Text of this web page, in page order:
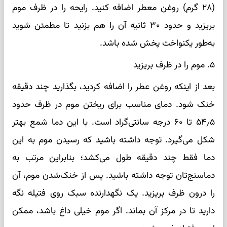
(۲۸ گرم) روغن معطر اضافه کنید. رایحه را در ظرف موم
بریزید و حدود ۳۰ ثانیه آن را هم بزنید تا مطمئن شوید
به‌طور یکنواخت پخش شده باشد.
۵. موم را در ظرف بریزید
بعد از اینکه روغن عطر را اضافه کردید، بگذارید چند دقیقه
خنک شود. دمای مناسب برای ریختن موم در ظرف حدود
۵۴٫۵ تا ۶۰ درجه سانتی‌گراد است. با این دما شمع بهتر
شکل می‌گیرد. توجه داشته باشید که رسیدن موم به این
دما فقط چند دقیقه طول می‌کشد؛ بنابراین مرتب به
دماسنج‌تان توجه داشته باشید. پس از خنک‌شدن موم، آن
را درون ظرف بریزید. یک نگهدارنده سبک روی فتیله نگه
دارید تا در مرکز آن بماند. اگر موم خیلی داغ باشد، ممکن